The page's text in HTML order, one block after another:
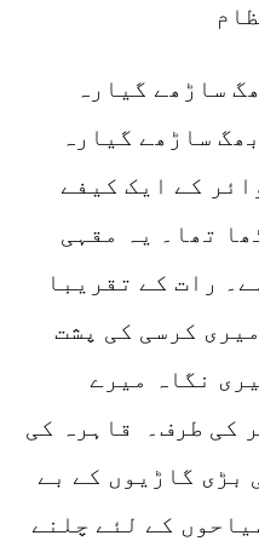
کی لگ بھگ ساڑھے گیارہ
ساڑھے گیارہ
کے ایک کیفے
تھا۔ یہ مقہی
رات کے تقریبا
کرسی کی پشت
نگاہ میرے
کی طرف۔ قاہرہ کی
بڑی گاڑیوں کے بے
کے لئے چلنے